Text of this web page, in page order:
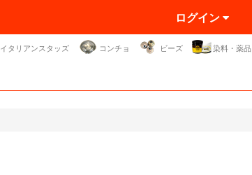
ログイン
イタリアンスタッズ コンチョ ビーズ 染料・薬品